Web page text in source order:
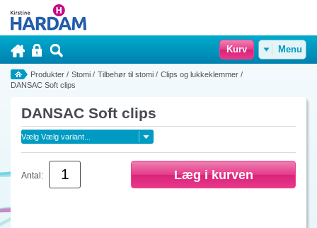
Kurv Menu
Produkter / Stomi / Tilbehør til stomi / Clips og lukkeklemmer /
DANSAC Soft clips
DANSAC Soft clips
Antal: